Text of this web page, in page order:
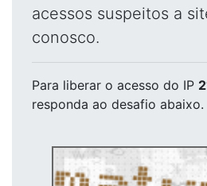
acessos suspeitos a
conosco.
Para liberar o acesso do IP
responda ao desafio abaixo.